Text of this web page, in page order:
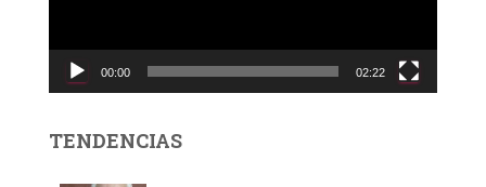
c
d
00:00 02:22
TENDENCIAS